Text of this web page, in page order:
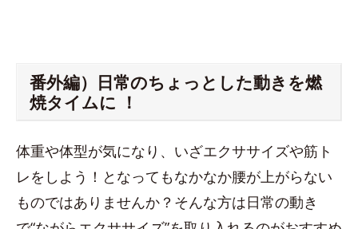
番外編）日常のちょっとした動きを燃
焼タイムに ！
体重や体型が気になり、いざエクササイズや筋ト
レをしよう！となってもなかなか腰が上がらない
ものではありませんか？そんな方は日常の動き